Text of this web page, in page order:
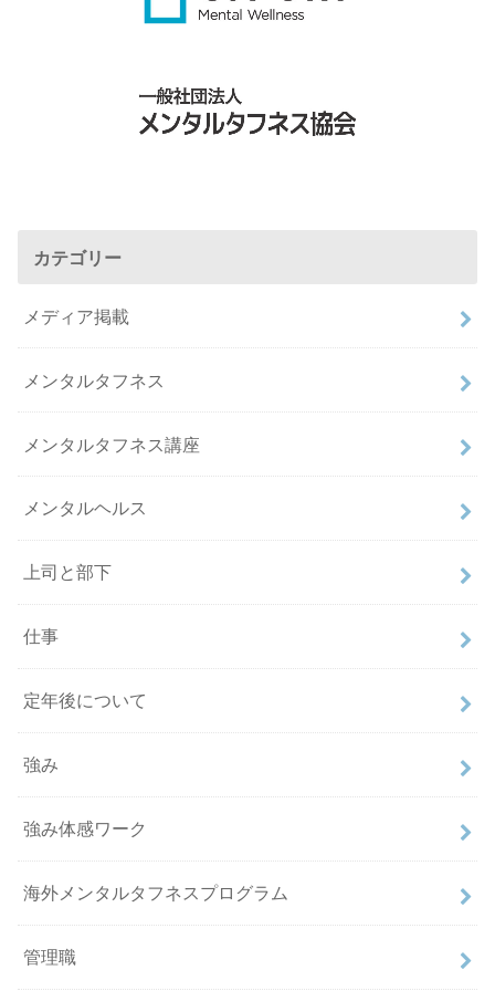
カテゴリー
メディア掲載
メンタルタフネス
メンタルタフネス講座
メンタルヘルス
上司と部下
仕事
定年後について
強み
強み体感ワーク
海外メンタルタフネスプログラム
管理職